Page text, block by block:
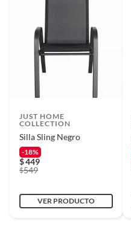
JUST HOME
COLLECTION
Silla Sling Negro
-18%
$449
$549
VER PRODUCTO